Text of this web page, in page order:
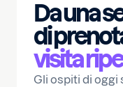
Da una
di
visita
Gli ospiti di